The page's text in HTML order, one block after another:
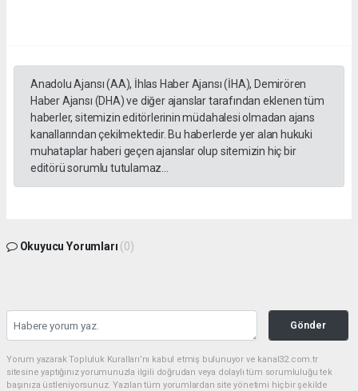
Anadolu Ajansı (AA), İhlas Haber Ajansı (İHA), Demirören
Haber Ajansı (DHA) ve diğer ajanslar tarafından eklenen tüm
haberler, sitemizin editörlerinin müdahalesi olmadan ajans
kanallarından çekilmektedir. Bu haberlerde yer alan hukuki
muhataplar haberi geçen ajanslar olup sitemizin hiç bir
editörü sorumlu tutulamaz...
Okuyucu Yorumları (0)
Gönder
Yorum yazarak Topluluk Kuralları’nı kabul etmiş bulunuyor ve kanal32.com.tr
sitesine yaptığınız yorumunuzla ilgili doğrudan veya dolaylı tüm sorumluluğu tek
başınıza üstleniyorsunuz. Yazılan tüm yorumlardan site yönetimi hiçbir şekilde